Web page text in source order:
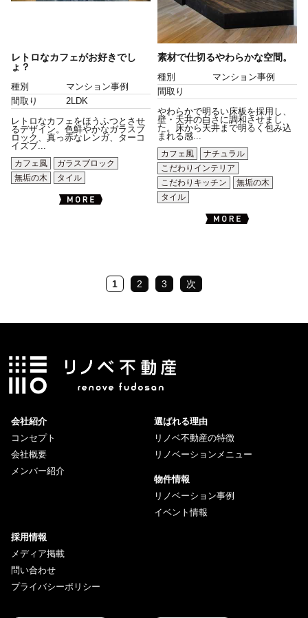
レトロなカフェがお好きでし
ょ？
種別
マンション事例
間取り
2LDK
レトロなカフェをほうふつとさせ
るデザイン。色鮮やかなガラスブ
ロック、真っ赤なレンガ、ターコ
イズブ...
カフェ風
ガラスブロック
無垢の木
タイル
素材で仕切るやわらかな空間。
種別
マンション事例
間取り
やわらかで明るい床板を採用し、
壁・天井の白さに調和させまし
た。床から天井まで明るく包み込
まれる感...
カフェ風
ナチュラル
こだわりインテリア
こだわりキッチン
無垢の木
タイル
1 2 3 次
会社紹介
コンセプト
会社概要
メンバー紹介
選ばれる理由
リノベ不動産の特徴
リノベーションメニュー
物件情報
リノベーション事例
イベント情報
採用情報
メディア掲載
問い合わせ
プライバシーポリシー